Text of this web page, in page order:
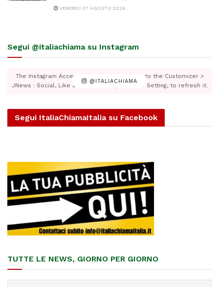
VENERDÌ 07 AGOSTO 2026
Segui @italiachiama su Instagram
@ITALIACHIAMA
The Instagram Access Token is expired, Go to the Customizer >
JNews : Social, Like & View > Instagram Feed Setting, to refresh it.
Segui ItaliaChiamaItalia su Facebook
TUTTE LE NEWS, GIORNO PER GIORNO